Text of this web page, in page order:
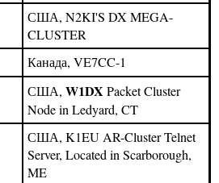
США, N2KI'S DX MEGA-
CLUSTER
Канада, VE7CC-1
США, W1DXPacket Cluster
Node in Ledyard, CT
США, K1EU AR-Cluster Telnet
Server, Located in Scarborough,
ME